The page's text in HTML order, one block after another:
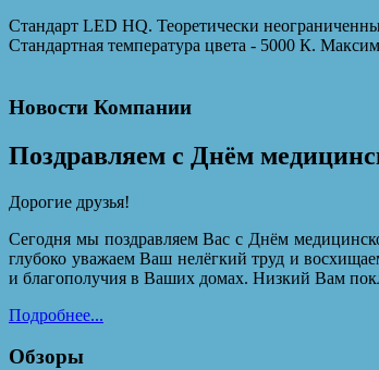
Стандарт LED HQ. Теоретически
Стандартная температура цвета - 5000 К.
Новости Компании
Поздравляем с Днём
Дорогие друзья!
Сегодня мы поздравляем Вас с Днём
глубоко уважаем Ваш нелёгкий труд и
и благополучия в Ваших домах. Низкий Вам
Подробнее...
Обзоры